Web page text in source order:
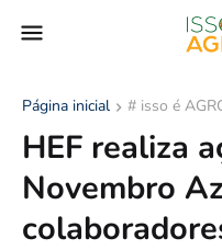
Página inicial # isso é
HEF realiza
Novembro